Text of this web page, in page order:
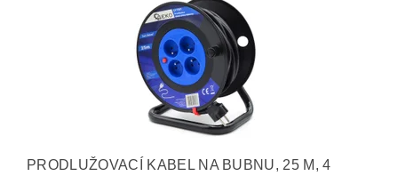
PRODLUŽOVACÍ KABEL NA BUBNU, 25 M, 4